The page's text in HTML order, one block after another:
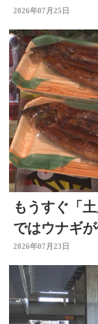
分市でフェア
2026年07月25日
もうすぐ「
ではウナギ
も… 大分
2026年07月23日